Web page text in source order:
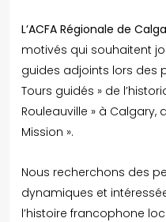
L’ACFA Régionale de
motivés qui souhaitent
guides adjoints lors des
Tours guidés » de
Rouleauville » à
Mission ».
Nous recherchons des
dynamiques et
l’histoire francophone